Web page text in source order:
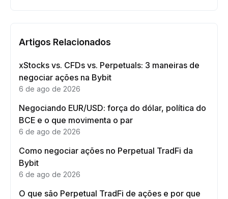
Artigos Relacionados
xStocks vs. CFDs vs. Perpetuals: 3 maneiras de
negociar ações na Bybit
6 de ago de 2026
Negociando EUR/USD: força do dólar, política do
BCE e o que movimenta o par
6 de ago de 2026
Como negociar ações no Perpetual TradFi da
Bybit
6 de ago de 2026
O que são Perpetual TradFi de ações e por que